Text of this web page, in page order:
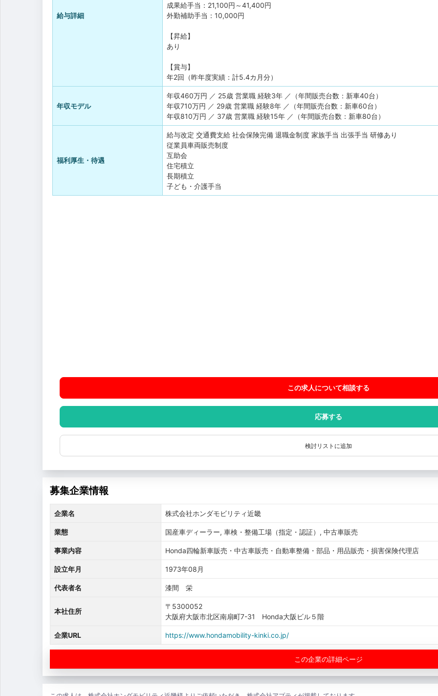
給与詳細
成果給手当：21,100円～41,400円
外勤補助手当：10,000円
【昇給】
あり
【賞与】
年2回（昨年度実績：計5.4カ月分）
年収モデル
年収460万円 ／ 25歳 営業職 経験3年 ／（年間販売台数：新車40台）
年収710万円 ／ 29歳 営業職 経験8年 ／（年間販売台数：新車60台）
年収810万円 ／ 37歳 営業職 経験15年 ／（年間販売台数：新車80台）
福利厚生・待遇
給与改定 交通費支給 社会保険完備 退職金制度 家族手当 出張手当 研修あり
従業員車両販売制度
互助会
住宅積立
長期積立
子ども・介護手当
この求人について相談する
応募する
検討リストに追加
募集企業情報
企業名 株式会社ホンダモビリティ近畿
業態 国産車ディーラー, 車検・整備工場（指定・認証）, 中古車販売
事業内容 Honda四輪新車販売・中古車販売・自動車整備・部品・用品販売・損害保険代理店
設立年月 1973年08月
代表者名 漆間 栄
本社住所
〒5300052
大阪府大阪市北区南扇町7-31 Honda大阪ビル５階
企業URL https://www.hondamobility-kinki.co.jp/
この企業の詳細ページ